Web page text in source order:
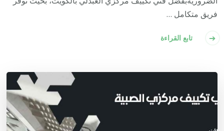
فريق متكامل …
تابع القراءة